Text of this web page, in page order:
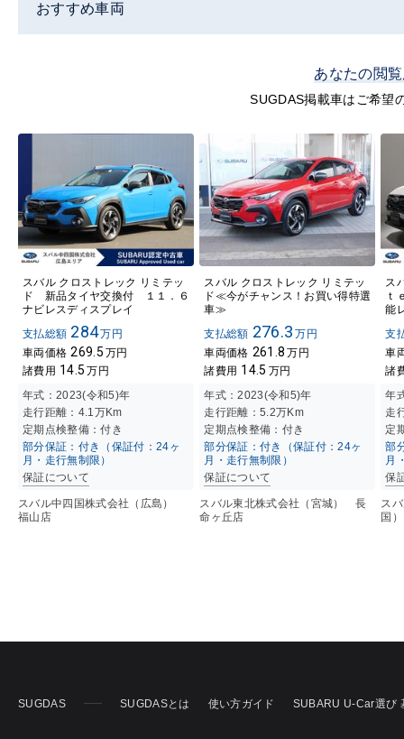
おすすめ車両
あなたの閲
SUGDAS掲載車はご希望
スバル クロストレック リミテッ
ド 新品タイヤ交換付 １１．６
ナビレスディスプレイ
支払総額 284万円
車両価格 269.5 万円
諸費用 14.5 万円
年式：2023(令和5)年
走行距離： 4.1万Km
定期点検整備：付き
部分保証：付き（保証付：24ヶ
月・走行無制限）
保証について
スバル中四国株式会社（広島）
福山店
スバル クロストレック リミテッ
ド≪今がチャンス！お買い得特選
車≫
支払総額 276.3 万円
車両価格 261.8 万円
諸費用 14.5 万円
年式：2023(令和5)年
走行距離： 5.2万Km
定期点検整備：付き
部分保証：付き（保証付：24ヶ
月・走行無制限）
保証について
スバル東北株式会社（宮城） 長
命ヶ丘店
ス
ｔ
能
支
車
諸
年
走
定
部
月
保
ス
国
SUGDAS SUGDASとは 使い方ガイド SUBARU U-Car選び